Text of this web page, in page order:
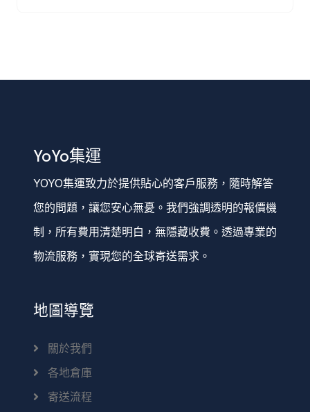
YoYo集運
YOYO集運致力於提供貼心的客戶服務，隨時解答
您的問題，讓您安心無憂。我們強調透明的報價機
制，所有費用清楚明白，無隱藏收費。透過專業的
物流服務，實現您的全球寄送需求。
地圖導覽
關於我們
各地倉庫
寄送流程